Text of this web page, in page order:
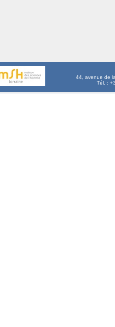
44, avenue de
Tél. :